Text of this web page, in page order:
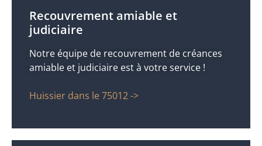
Recouvrement amiable et
judiciaire
Notre équipe de recouvrement de créances
amiable et judiciaire est à votre service !
Huissier dans le 75012 ->